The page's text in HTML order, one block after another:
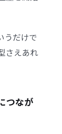
うだけで
さえあれ
つなが